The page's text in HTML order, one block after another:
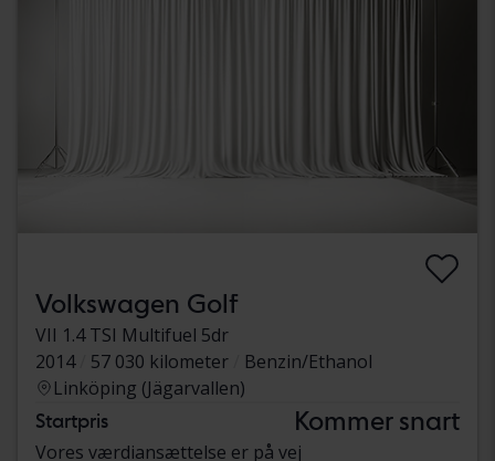
Volkswagen Golf
VII 1.4 TSI Multifuel 5dr
2014
57 030 kilometer
Benzin/Ethanol
Linköping (Jägarvallen)
Startpris Kommer snart
Vores værdiansættelse er på vej